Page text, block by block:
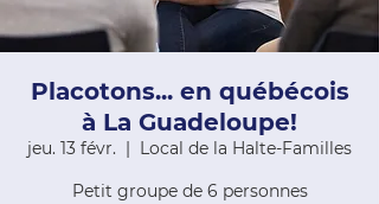
Placotons... en québécois
à La Guadeloupe!
jeu. 13 févr.
  |
Local de la Halte-Familles
Petit groupe de 6 personnes